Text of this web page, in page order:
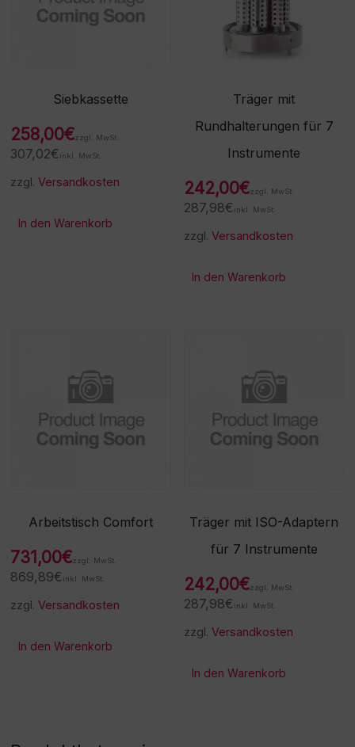
Siebkassette
258,00€zzgl. MwSt.
307,02€ inkl. MwSt.
zzgl.Versandkosten
In den Warenkorb
Träger mit
Rundhalterungen für 7
Instrumente
242,00€zzgl. MwSt.
287,98€ inkl. MwSt.
zzgl.Versandkosten
In den Warenkorb
Arbeitstisch Comfort
731,00€zzgl. MwSt.
869,89€ inkl. MwSt.
zzgl.Versandkosten
In den Warenkorb
Träger mit ISO-Adaptern
für 7 Instrumente
242,00€zzgl. MwSt.
287,98€ inkl. MwSt.
zzgl.Versandkosten
In den Warenkorb